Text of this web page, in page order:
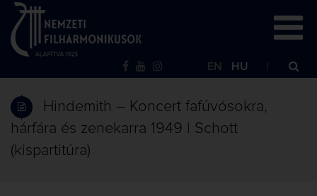
EN HU
Hindemith – Koncert fafúvósokra,
hárfára és zenekarra 1949 | Schott
(kispartitúra)